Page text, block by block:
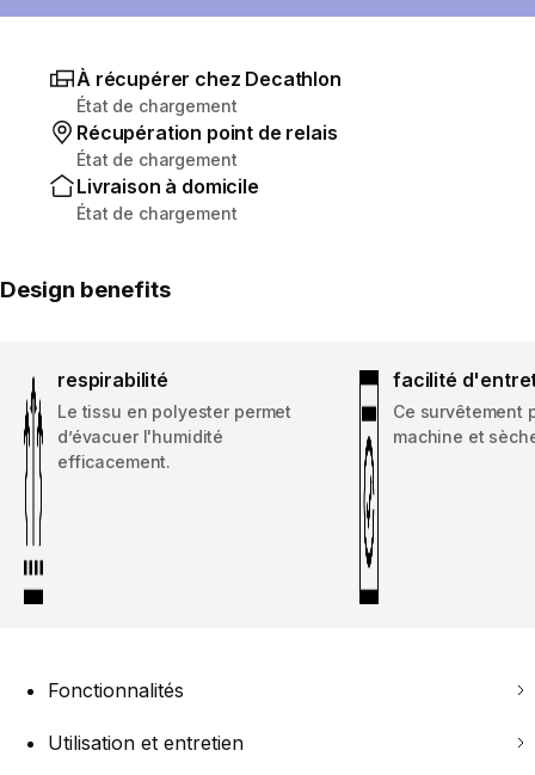
À récupérer chez Decathlon
État de chargement
Récupération point de relais
État de chargement
Livraison à domicile
État de chargement
Design benefits
respirabilité
Le tissu en polyester permet
d’évacuer l'humidité
efficacement.
facilité
Ce survêtement
machine et
Fonctionnalités
Utilisation et entretien